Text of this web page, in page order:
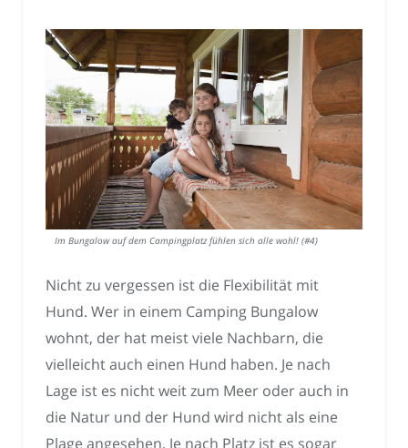
Im Bungalow auf dem Campingplatz fühlen sich alle wohl! (#4)
Nicht zu vergessen ist die Flexibilität mit
Hund. Wer in einem Camping Bungalow
wohnt, der hat meist viele Nachbarn, die
vielleicht auch einen Hund haben. Je nach
Lage ist es nicht weit zum Meer oder auch in
die Natur und der Hund wird nicht als eine
Plage angesehen. Je nach Platz ist es sogar